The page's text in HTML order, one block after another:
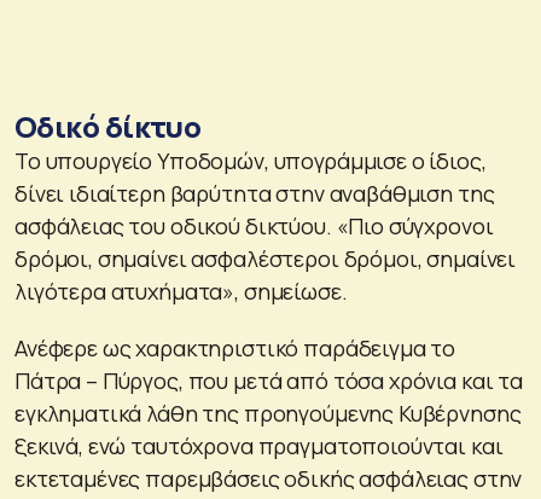
Οδικό δίκτυο
Το υπουργείο Υποδομών, υπογράμμισε ο ίδιος,
δίνει ιδιαίτερη βαρύτητα στην αναβάθμιση της
ασφάλειας του οδικού δικτύου. «Πιο σύγχρονοι
δρόμοι, σημαίνει ασφαλέστεροι δρόμοι, σημαίνει
λιγότερα ατυχήματα», σημείωσε.
Ανέφερε ως χαρακτηριστικό παράδειγμα το
Πάτρα – Πύργος, που μετά από τόσα χρόνια και τα
εγκληματικά λάθη της προηγούμενης Κυβέρνησης
ξεκινά, ενώ ταυτόχρονα πραγματοποιούνται και
εκτεταμένες παρεμβάσεις οδικής ασφάλειας στην